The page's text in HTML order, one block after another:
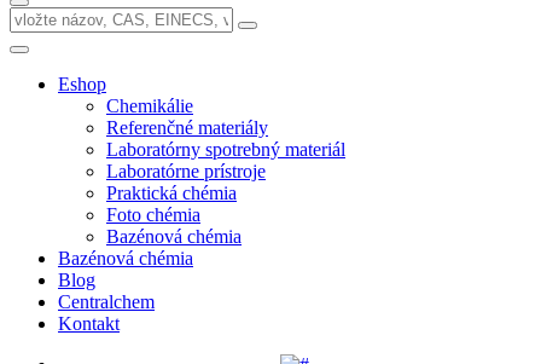
Eshop
Chemikálie
Referenčné materiály
Laboratórny spotrebný materiál
Laboratórne prístroje
Praktická chémia
Foto chémia
Bazénová chémia
Bazénová chémia
Blog
Centralchem
Kontakt